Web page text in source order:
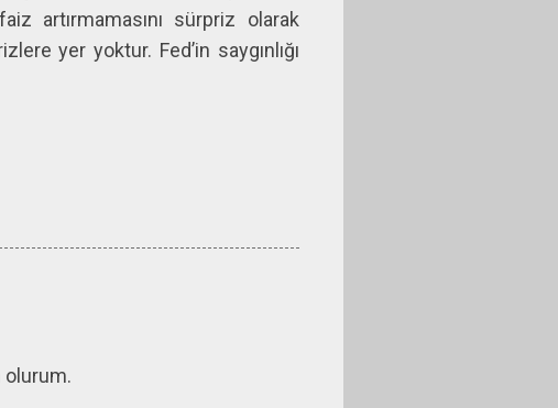
artırmamasını sürpriz olarak
yer yoktur. Fed’in saygınlığı
olurum.